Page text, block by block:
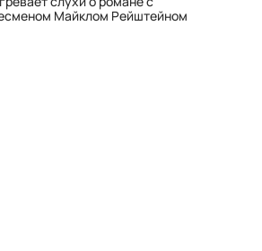
Майклом Рейштейном